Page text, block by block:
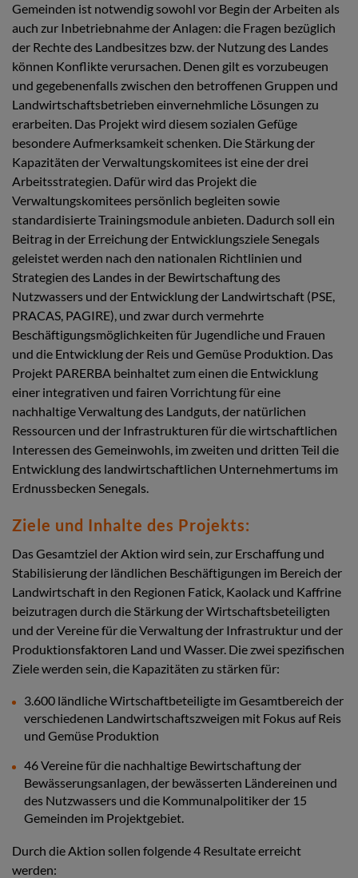
Gemeinden ist notwendig sowohl vor Begin der Arbeiten als
auch zur Inbetriebnahme der Anlagen: die Fragen bezüglich
der Rechte des Landbesitzes bzw. der Nutzung des Landes
können Konflikte verursachen. Denen gilt es vorzubeugen
und gegebenenfalls zwischen den betroffenen Gruppen und
Landwirtschaftsbetrieben einvernehmliche Lösungen zu
erarbeiten. Das Projekt wird diesem sozialen Gefüge
besondere Aufmerksamkeit schenken. Die Stärkung der
Kapazitäten der Verwaltungskomitees ist eine der drei
Arbeitsstrategien. Dafür wird das Projekt die
Verwaltungskomitees persönlich begleiten sowie
standardisierte Trainingsmodule anbieten. Dadurch soll ein
Beitrag in der Erreichung der Entwicklungsziele Senegals
geleistet werden nach den nationalen Richtlinien und
Strategien des Landes in der Bewirtschaftung des
Nutzwassers und der Entwicklung der Landwirtschaft (PSE,
PRACAS, PAGIRE), und zwar durch vermehrte
Beschäftigungsmöglichkeiten für Jugendliche und Frauen
und die Entwicklung der Reis und Gemüse Produktion. Das
Projekt PARERBA beinhaltet zum einen die Entwicklung
einer integrativen und fairen Vorrichtung für eine
nachhaltige Verwaltung des Landguts, der natürlichen
Ressourcen und der Infrastrukturen für die wirtschaftlichen
Interessen des Gemeinwohls, im zweiten und dritten Teil die
Entwicklung des landwirtschaftlichen Unternehmertums im
Erdnussbecken Senegals.
Ziele und Inhalte des Projekts:
Das Gesamtziel der Aktion wird sein, zur Erschaffung und
Stabilisierung der ländlichen Beschäftigungen im Bereich der
Landwirtschaft in den Regionen Fatick, Kaolack und Kaffrine
beizutragen durch die Stärkung der Wirtschaftsbeteiligten
und der Vereine für die Verwaltung der Infrastruktur und der
Produktionsfaktoren Land und Wasser. Die zwei spezifischen
Ziele werden sein, die Kapazitäten zu stärken für:
3.600 ländliche Wirtschaftbeteiligte im Gesamtbereich der
verschiedenen Landwirtschaftszweigen mit Fokus auf Reis
und Gemüse Produktion
46 Vereine für die nachhaltige Bewirtschaftung der
Bewässerungsanlagen, der bewässerten Ländereinen und
des Nutzwassers und die Kommunalpolitiker der 15
Gemeinden im Projektgebiet.
Durch die Aktion sollen folgende 4 Resultate erreicht
werden: